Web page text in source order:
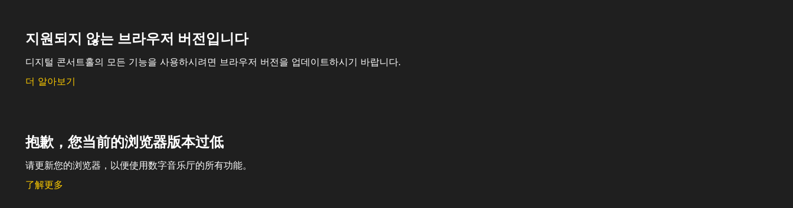
지원되지 않는 브라우저 버전입니다
디지털 콘서트홀의 모든 기능을 사용하시려면 브라우저 버전을 업데이트하시기 바랍니다.
더 알아보기
抱歉，您当前的浏览器版本过低
请更新您的浏览器，以便使用数字音乐厅的所有功能。
了解更多